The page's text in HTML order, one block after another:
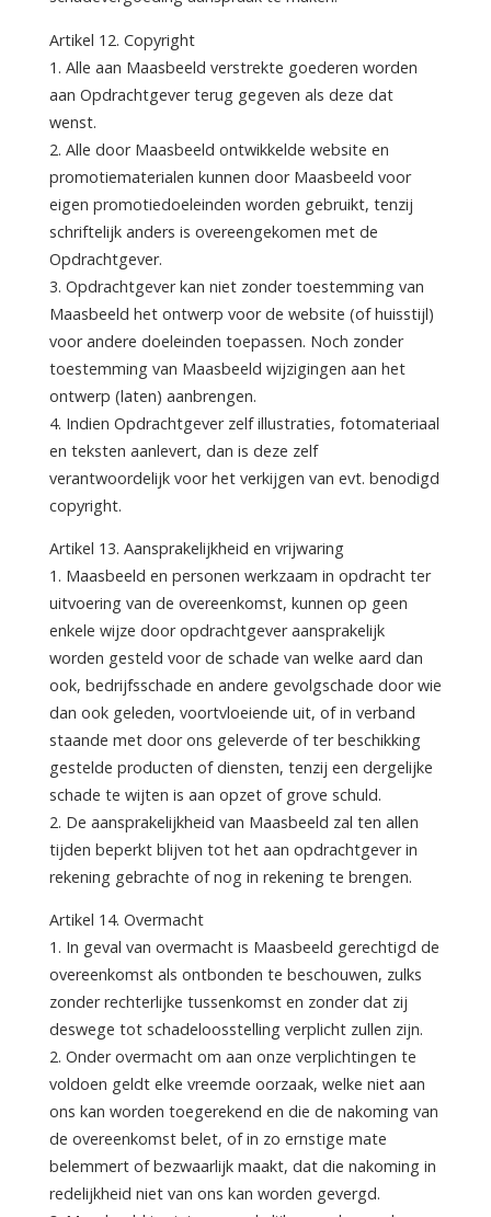
Artikel 12. Copyright
1. Alle aan Maasbeeld verstrekte goederen worden
aan Opdrachtgever terug gegeven als deze dat
wenst.
2. Alle door Maasbeeld ontwikkelde website en
promotiematerialen kunnen door Maasbeeld voor
eigen promotiedoeleinden worden gebruikt, tenzij
schriftelijk anders is overeengekomen met de
Opdrachtgever.
3. Opdrachtgever kan niet zonder toestemming van
Maasbeeld het ontwerp voor de website (of huisstijl)
voor andere doeleinden toepassen. Noch zonder
toestemming van Maasbeeld wijzigingen aan het
ontwerp (laten) aanbrengen.
4. Indien Opdrachtgever zelf illustraties, fotomateriaal
en teksten aanlevert, dan is deze zelf
verantwoordelijk voor het verkijgen van evt. benodigd
copyright.
Artikel 13. Aansprakelijkheid en vrijwaring
1. Maasbeeld en personen werkzaam in opdracht ter
uitvoering van de overeenkomst, kunnen op geen
enkele wijze door opdrachtgever aansprakelijk
worden gesteld voor de schade van welke aard dan
ook, bedrijfsschade en andere gevolgschade door wie
dan ook geleden, voortvloeiende uit, of in verband
staande met door ons geleverde of ter beschikking
gestelde producten of diensten, tenzij een dergelijke
schade te wijten is aan opzet of grove schuld.
2. De aansprakelijkheid van Maasbeeld zal ten allen
tijden beperkt blijven tot het aan opdrachtgever in
rekening gebrachte of nog in rekening te brengen.
Artikel 14. Overmacht
1. In geval van overmacht is Maasbeeld gerechtigd de
overeenkomst als ontbonden te beschouwen, zulks
zonder rechterlijke tussenkomst en zonder dat zij
deswege tot schadeloosstelling verplicht zullen zijn.
2. Onder overmacht om aan onze verplichtingen te
voldoen geldt elke vreemde oorzaak, welke niet aan
ons kan worden toegerekend en die de nakoming van
de overeenkomst belet, of in zo ernstige mate
belemmert of bezwaarlijk maakt, dat die nakoming in
redelijkheid niet van ons kan worden gevergd.